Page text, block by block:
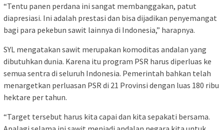
“Tentu panen perdana ini sangat membanggakan, patut
diapresiasi. Ini adalah prestasi dan bisa dijadikan penyemangat
bagi para pekebun sawit lainnya di Indonesia,” harapnya.
SYL mengatakan sawit merupakan komoditas andalan yang
dibutuhkan dunia. Karena itu program PSR harus diperluas ke
semua sentra di seluruh Indonesia. Pemerintah bahkan telah
menargetkan perluasan PSR di 21 Provinsi dengan luas 180 ribu
hektare per tahun.
“Target tersebut harus kita capai dan kita sepakati bersama.